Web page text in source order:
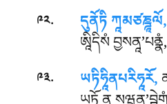
༩༢. དུནོཏི ཀཱམཙཎྜཱལོ,
ཨཱིདིསཾ
༩༣. ཡཏིཧཱིནཔརིཧཱརོ,